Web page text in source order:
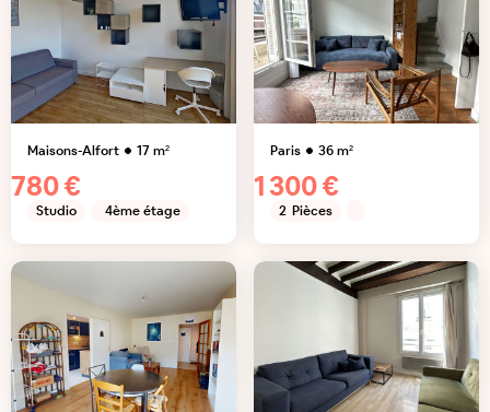
Maisons-Alfort 17m²
780 €
Studio 4ème étage
Paris 36m²
1 300 €
2 Pièces